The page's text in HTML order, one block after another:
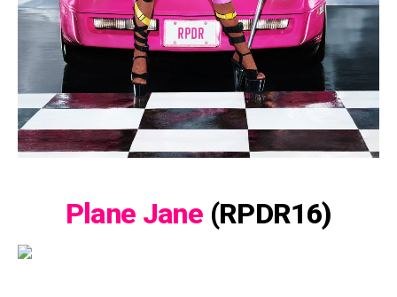
Plane Jane (RPDR16)